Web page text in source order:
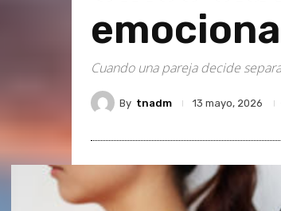
Cuando una pareja decide
By tnadm 13 mayo, 2026